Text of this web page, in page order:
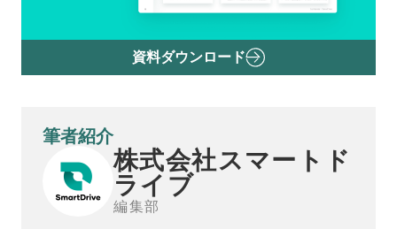
資料ダウンロード
筆者紹介
株式会社スマートド
ライブ
編集部